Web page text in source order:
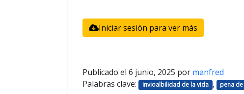
Iniciar sesión para ver más
Publicado el 6 junio, 2025 por manfred
Palabras clave:
invioalbilidad de la vida , pena